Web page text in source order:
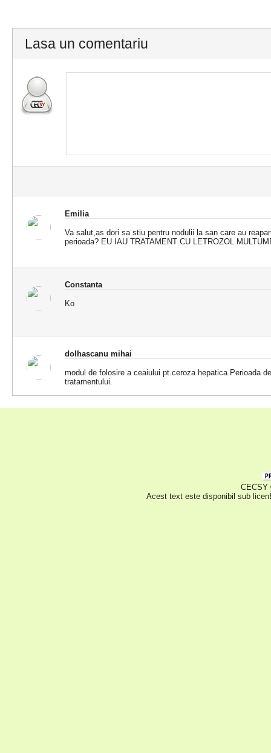
Lasa un comentariu
Emilia
Va salut,as dori sa stiu pentru nodulii la san care au
perioada? EU IAU TRATAMENT CU
Constanta
Ko
dolhascanu mihai
modul de folosire a ceaiului pt.ceroza hepatica.Perioada
tratamentului.
CECSY
Acest text este disponibil sub